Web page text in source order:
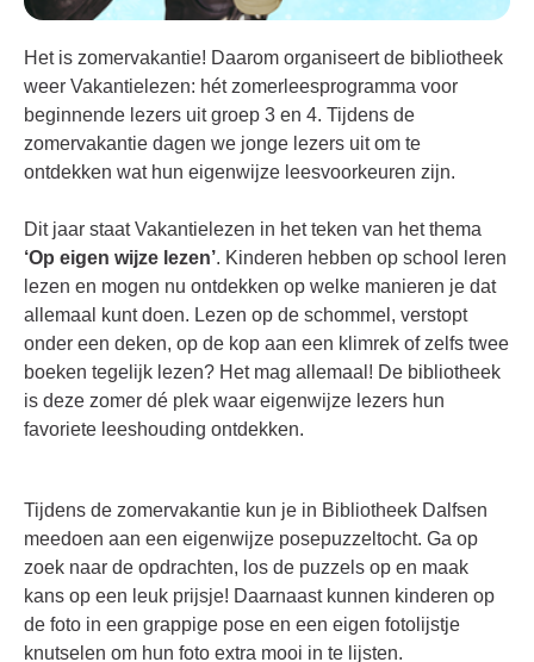
Het is zomervakantie! Daarom organiseert de bibliotheek
weer Vakantielezen: hét zomerleesprogramma voor
beginnende lezers uit groep 3 en 4. Tijdens de
zomervakantie dagen we jonge lezers uit om te
ontdekken wat hun eigenwijze leesvoorkeuren zijn.
Dit jaar staat Vakantielezen in het teken van het thema
‘Op eigen wijze lezen’. Kinderen hebben op school leren
lezen en mogen nu ontdekken op welke manieren je dat
allemaal kunt doen. Lezen op de schommel, verstopt
onder een deken, op de kop aan een klimrek of zelfs twee
boeken tegelijk lezen? Het mag allemaal! De bibliotheek
is deze zomer dé plek waar eigenwijze lezers hun
favoriete leeshouding ontdekken.
Tijdens de zomervakantie kun je in Bibliotheek Dalfsen
meedoen aan een eigenwijze posepuzzeltocht. Ga op
zoek naar de opdrachten, los de puzzels op en maak
kans op een leuk prijsje! Daarnaast kunnen kinderen op
de foto in een grappige pose en een eigen fotolijstje
knutselen om hun foto extra mooi in te lijsten.